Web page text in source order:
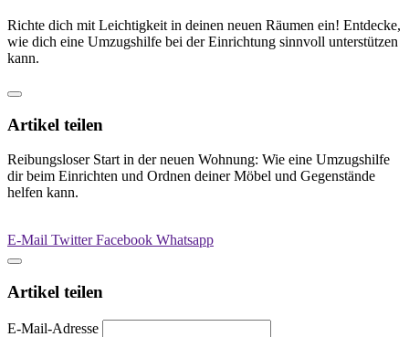
Richte dich mit Leichtigkeit in deinen neuen Räumen ein! Entdecke,
wie dich eine Umzugshilfe bei der Einrichtung sinnvoll unterstützen
kann.
Artikel teilen
Reibungsloser Start in der neuen Wohnung: Wie eine Umzugshilfe
dir beim Einrichten und Ordnen deiner Möbel und Gegenstände
helfen kann.
E-Mail TwitterFacebook Whatsapp
Artikel teilen
E-Mail-Adresse